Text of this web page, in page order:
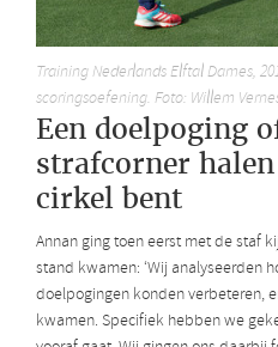
Training Nederlands Elftal Dames,
scoringsoefening. Foto: Willem
Een doelpoging
strafcorner
cirkel bent
Annan ging toen eerst met de staf
stand kwamen: ‘Wij analyseerden
doelpogingen konden verbeteren,
kwamen. Specifiek hebben we